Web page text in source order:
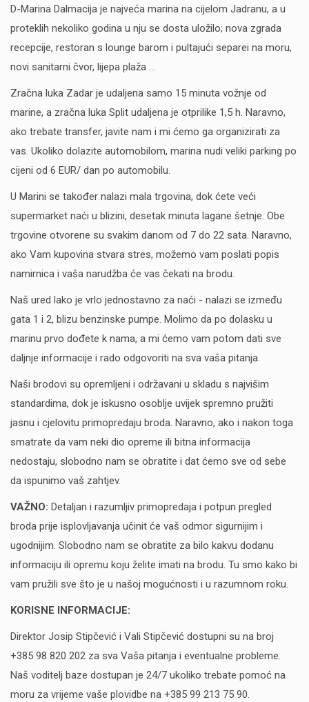
D-Marina Dalmacija je najveća marina na cijelom Jadranu, a u
proteklih nekoliko godina u nju se dosta uložilo; nova zgrada
recepcije, restoran s lounge barom i pultajući separei na moru,
novi sanitarni čvor, lijepa plaža ...
Zračna luka Zadar je udaljena samo 15 minuta vožnje od
marine, a zračna luka Split udaljena je otprilike 1,5 h. Naravno,
ako trebate transfer, javite nam i mi ćemo ga organizirati za
vas. Ukoliko dolazite automobilom, marina nudi veliki parking po
cijeni od 6 EUR/ dan po automobilu.
U Marini se također nalazi mala trgovina, dok ćete veći
supermarket naći u blizini, desetak minuta lagane šetnje. Obe
trgovine otvorene su svakim danom od 7 do 22 sata. Naravno,
ako Vam kupovina stvara stres, možemo vam poslati popis
namirnica i vaša narudžba će vas čekati na brodu.
Naš ured lako je vrlo jednostavno za naći - nalazi se između
gata 1 i 2, blizu benzinske pumpe. Molimo da po dolasku u
marinu prvo dođete k nama, a mi ćemo vam potom dati sve
daljnje informacije i rado odgovoriti na sva vaša pitanja.
Naši brodovi su opremljeni i održavani u skladu s najvišim
standardima, dok je iskusno osoblje uvijek spremno pružiti
jasnu i cjelovitu primopredaju broda. Naravno, ako i nakon toga
smatrate da vam neki dio opreme ili bitna informacija
nedostaju, slobodno nam se obratite i dat ćemo sve od sebe
da ispunimo vaš zahtjev.
VAŽNO: Detaljan i razumljiv primopredaja i potpun pregled
broda prije isplovljavanja učinit će vaš odmor sigurnijim i
ugodnijim. Slobodno nam se obratite za bilo kakvu dodanu
informaciju ili opremu koju želite imati na brodu. Tu smo kako bi
vam pružili sve što je u našoj mogućnosti i u razumnom roku.
KORISNE INFORMACIJE:
Direktor Josip Stipčević i Vali Stipčević dostupni su na broj
+385 98 820 202 za sva Vaša pitanja i eventualne probleme.
Naš voditelj baze dostupan je 24/7 ukoliko trebate pomoć na
moru za vrijeme vaše plovidbe na +385 99 213 75 90.